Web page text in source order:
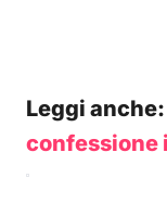
Leggi anche:
confessione